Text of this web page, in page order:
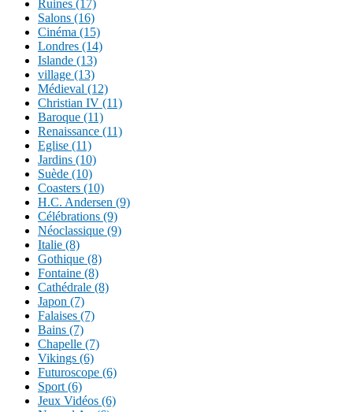
Ruines (17)
Salons (16)
Cinéma (15)
Londres (14)
Islande (13)
village (13)
Médieval (12)
Christian IV (11)
Baroque (11)
Renaissance (11)
Eglise (11)
Jardins (10)
Suède (10)
Coasters (10)
H.C. Andersen (9)
Célébrations (9)
Néoclassique (9)
Italie (8)
Gothique (8)
Fontaine (8)
Cathédrale (8)
Japon (7)
Falaises (7)
Bains (7)
Chapelle (7)
Vikings (6)
Futuroscope (6)
Sport (6)
Jeux Vidéos (6)